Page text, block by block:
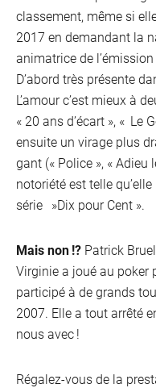
classement, même si
2017 en demandant la
animatrice de
D’abord très présente
L’amour c’est mieux à
« 20 ans d’écart », « Le
ensuite un virage plus
gant (« Police », « Adieu
notoriété est telle
série »Dix pour Cent ».
Mais non !? Patrick
Virginie a joué au poker
participé à de grands
2007. Elle a tout arrêté
nous avec !
Régalez-vous de la